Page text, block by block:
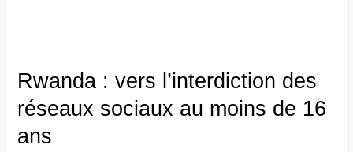
Rwanda : vers l’interdiction des
réseaux sociaux au moins de 16
ans
vers
l’interdiction
réseaux